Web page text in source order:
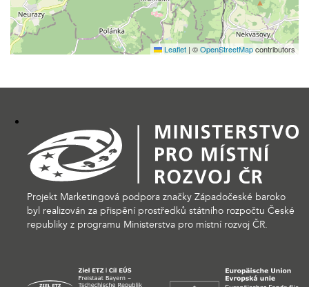
Leaflet | ©OpenStreetMapcontributors
Projekt Marketingová podpora značky Západočeské baroko
byl realizován za přispění prostředků státního rozpočtu České
republiky z programu Ministerstva pro místní rozvoj ČR.